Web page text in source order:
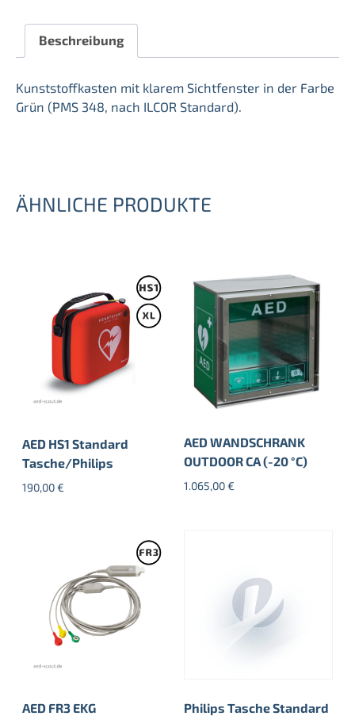
Beschreibung
Kunststoffkasten mit klarem Sichtfenster in der Farbe
Grün (PMS 348, nach ILCOR Standard).
ÄHNLICHE PRODUKTE
AED HS1 Standard
Tasche/Philips
190,00€
AED WANDSCHRANK
OUTDOOR CA (-20 °C)
1.065,00€
AED FR3 EKG
Philips Tasche Standard